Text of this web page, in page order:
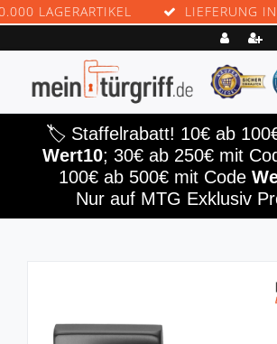
LIEFERUNG
🏷️ Staffelrabatt! 10€ ab
Wert10; 30€ ab 250€ mit
100€ ab 500€ mit Code
Nur auf MTG Exklusiv